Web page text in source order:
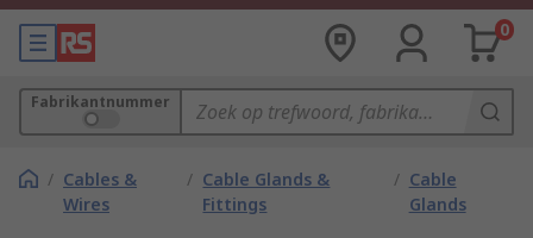
0
Fabrikantnummer
/ Cables &
Wires
/ Cable Glands &
Fittings
/ Cable
Glands